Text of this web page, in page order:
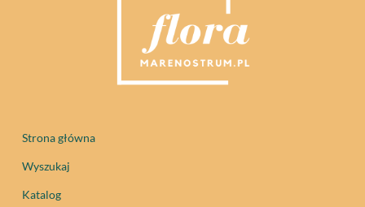
Strona główna
Wyszukaj
Katalog